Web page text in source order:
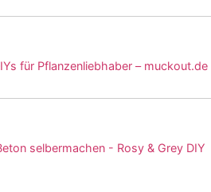
für Pflanzenliebhaber – muckout.de
selbermachen - Rosy & Grey DIY